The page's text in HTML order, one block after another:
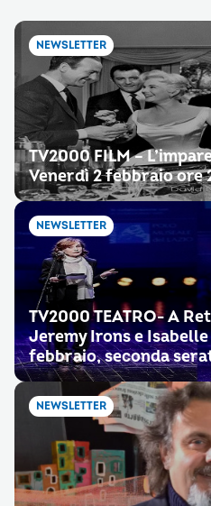
NEWSLETTER
TV2000 FILM –
Venerdì 2 febbraio ore
NEWSLETTER
TV2000 TEATRO- A
Jeremy Irons e
febbraio, seconda
NEWSLETTER